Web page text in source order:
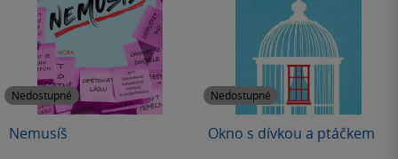
Nedostupné
Nemusíš
Nedostupné
Okno s dívkou a ptáčkem